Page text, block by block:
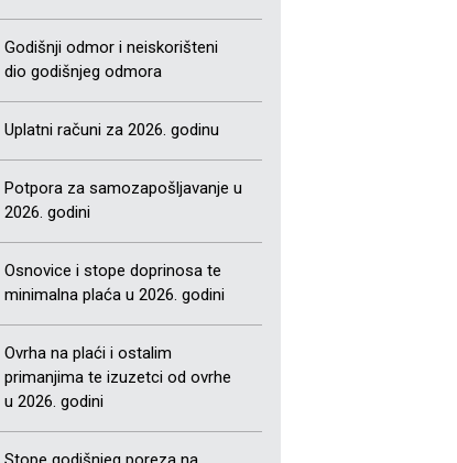
Godišnji odmor i neiskorišteni
dio godišnjeg odmora
Uplatni računi za 2026. godinu
Potpora za samozapošljavanje u
2026. godini
Osnovice i stope doprinosa te
minimalna plaća u 2026. godini
Ovrha na plaći i ostalim
primanjima te izuzetci od ovrhe
u 2026. godini